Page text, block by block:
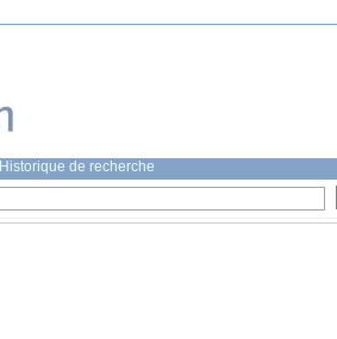
Historique de recherche